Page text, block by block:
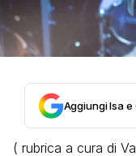
Aggiungi Isa
( rubrica a cura di